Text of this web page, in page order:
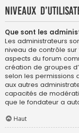
Niveaux
Que sont les
Les administrateurs
niveau de contrôle
aspects du forum
création de groupes
selon les permissions
aux autres
capacités de
que le fondateur a
Haut